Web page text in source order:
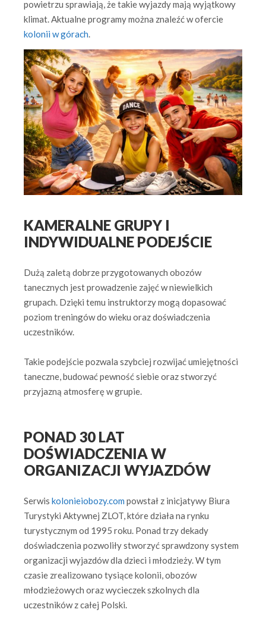
powietrzu sprawiają, że takie wyjazdy mają wyjątkowy
klimat. Aktualne programy można znaleźć w ofercie
kolonii w górach.
KAMERALNE GRUPY I
INDYWIDUALNE PODEJŚCIE
Dużą zaletą dobrze przygotowanych obozów
tanecznych jest prowadzenie zajęć w niewielkich
grupach. Dzięki temu instruktorzy mogą dopasować
poziom treningów do wieku oraz doświadczenia
uczestników.
Takie podejście pozwala szybciej rozwijać umiejętności
taneczne, budować pewność siebie oraz stworzyć
przyjazną atmosferę w grupie.
PONAD 30 LAT
DOŚWIADCZENIA W
ORGANIZACJI WYJAZDÓW
Serwis kolonieiobozy.com powstał z inicjatywy Biura
Turystyki Aktywnej ZLOT, które działa na rynku
turystycznym od 1995 roku. Ponad trzy dekady
doświadczenia pozwoliły stworzyć sprawdzony system
organizacji wyjazdów dla dzieci i młodzieży. W tym
czasie zrealizowano tysiące kolonii, obozów
młodzieżowych oraz wycieczek szkolnych dla
uczestników z całej Polski.